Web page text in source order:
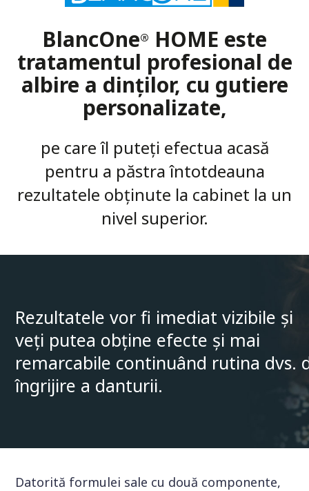
BlancOne® HOME este
tratamentul profesional de
albire a dinților, cu gutiere
personalizate,
pe care îl puteți efectua acasă
pentru a păstra întotdeauna
rezultatele obținute la cabinet la un
nivel superior.
Rezultatele vor fi imediat vizibile și
veți putea obține efecte și mai
remarcabile continuând rutina dvs.
îngrijire a danturii.
Datorită formulei sale cu două componente,